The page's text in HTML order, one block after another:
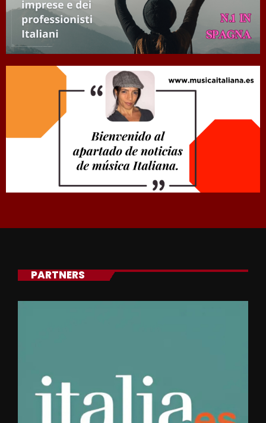
PARTNERS